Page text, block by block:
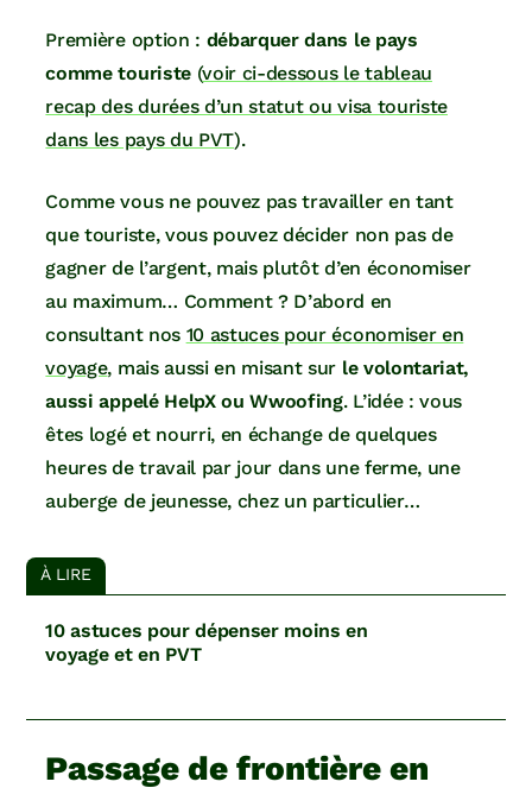
Première option : débarquer dans le pays
comme touriste(voir ci-dessous le tableau
recap des durées d’un statut ou visa touriste
dans les pays du PVT).
Comme vous ne pouvez pas travailler en tant
que touriste, vous pouvez décider non pas de
gagner de l’argent, mais plutôt d’en économiser
au maximum… Comment ? D’abord en
consultant nos 10 astuces pour économiser en
voyage, mais aussi en misant sur le volontariat,
aussi appelé HelpX ou Wwoofing. L’idée : vous
êtes logé et nourri, en échange de quelques
heures de travail par jour dans une ferme, une
auberge de jeunesse, chez un particulier…
À LIRE
10 astuces pour dépenser moins en
voyage et en PVT
Passage de frontière en